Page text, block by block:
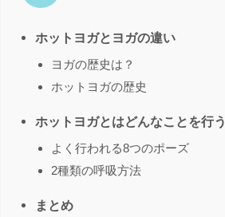
ホットヨガとヨガの違い
ヨガの歴史は？
ホットヨガの歴史
ホットヨガとはどんなことを行
よく行われる8つのポーズ
2種類の呼吸方法
まとめ